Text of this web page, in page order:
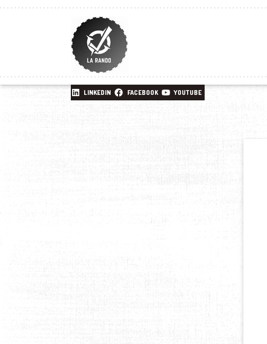
LINKEDIN FACEBOOK YOUTUBE